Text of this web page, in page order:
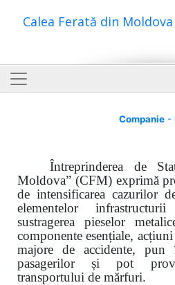
Calea Ferată din Moldova
Companie-
Întreprinderea de
Moldova” (CFM) exprimă
de intensificarea cazurilor
elementelor
sustragerea pieselor
componente esențiale,
majore de accidente, pun
pasagerilor și pot
transportului de mărfuri.